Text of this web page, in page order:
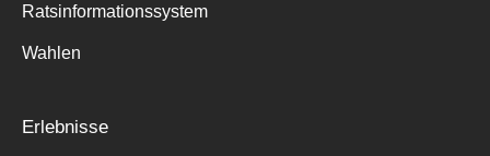
Ratsinformationssystem
Wahlen
Erlebnisse